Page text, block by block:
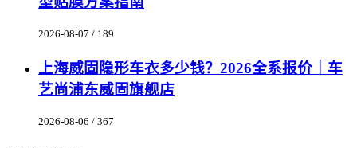
2026-08-07 / 189
上海威固隐形车衣多少钱？2026全系报价｜车
艺尚浦东威固旗舰店
2026-08-06 / 367